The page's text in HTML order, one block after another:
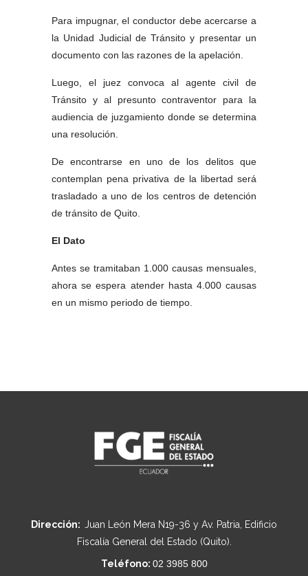
Para impugnar, el conductor debe acercarse a
la Unidad Judicial de Tránsito y presentar un
documento con las razones de la apelación.
Luego, el juez convoca al agente civil de
Tránsito y al presunto contraventor para la
audiencia de juzgamiento donde se determina
una resolución.
De encontrarse en uno de los delitos que
contemplan pena privativa de la libertad será
trasladado a uno de los centros de detención
de tránsito de Quito.
El Dato
Antes se tramitaban 1.000 causas mensuales,
ahora se espera atender hasta 4.000 causas
en un mismo periodo de tiempo.
Dirección: Juan León Mera N19-36 y Av. Patria, Edificio
Fiscalía General del Estado (Quito).
Teléfono: 02 3985 800